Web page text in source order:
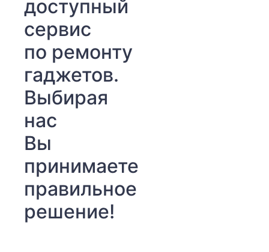
доступный
сервис
по ремонту
гаджетов.
Выбирая
нас
Вы
принимаете
правильное
решение!